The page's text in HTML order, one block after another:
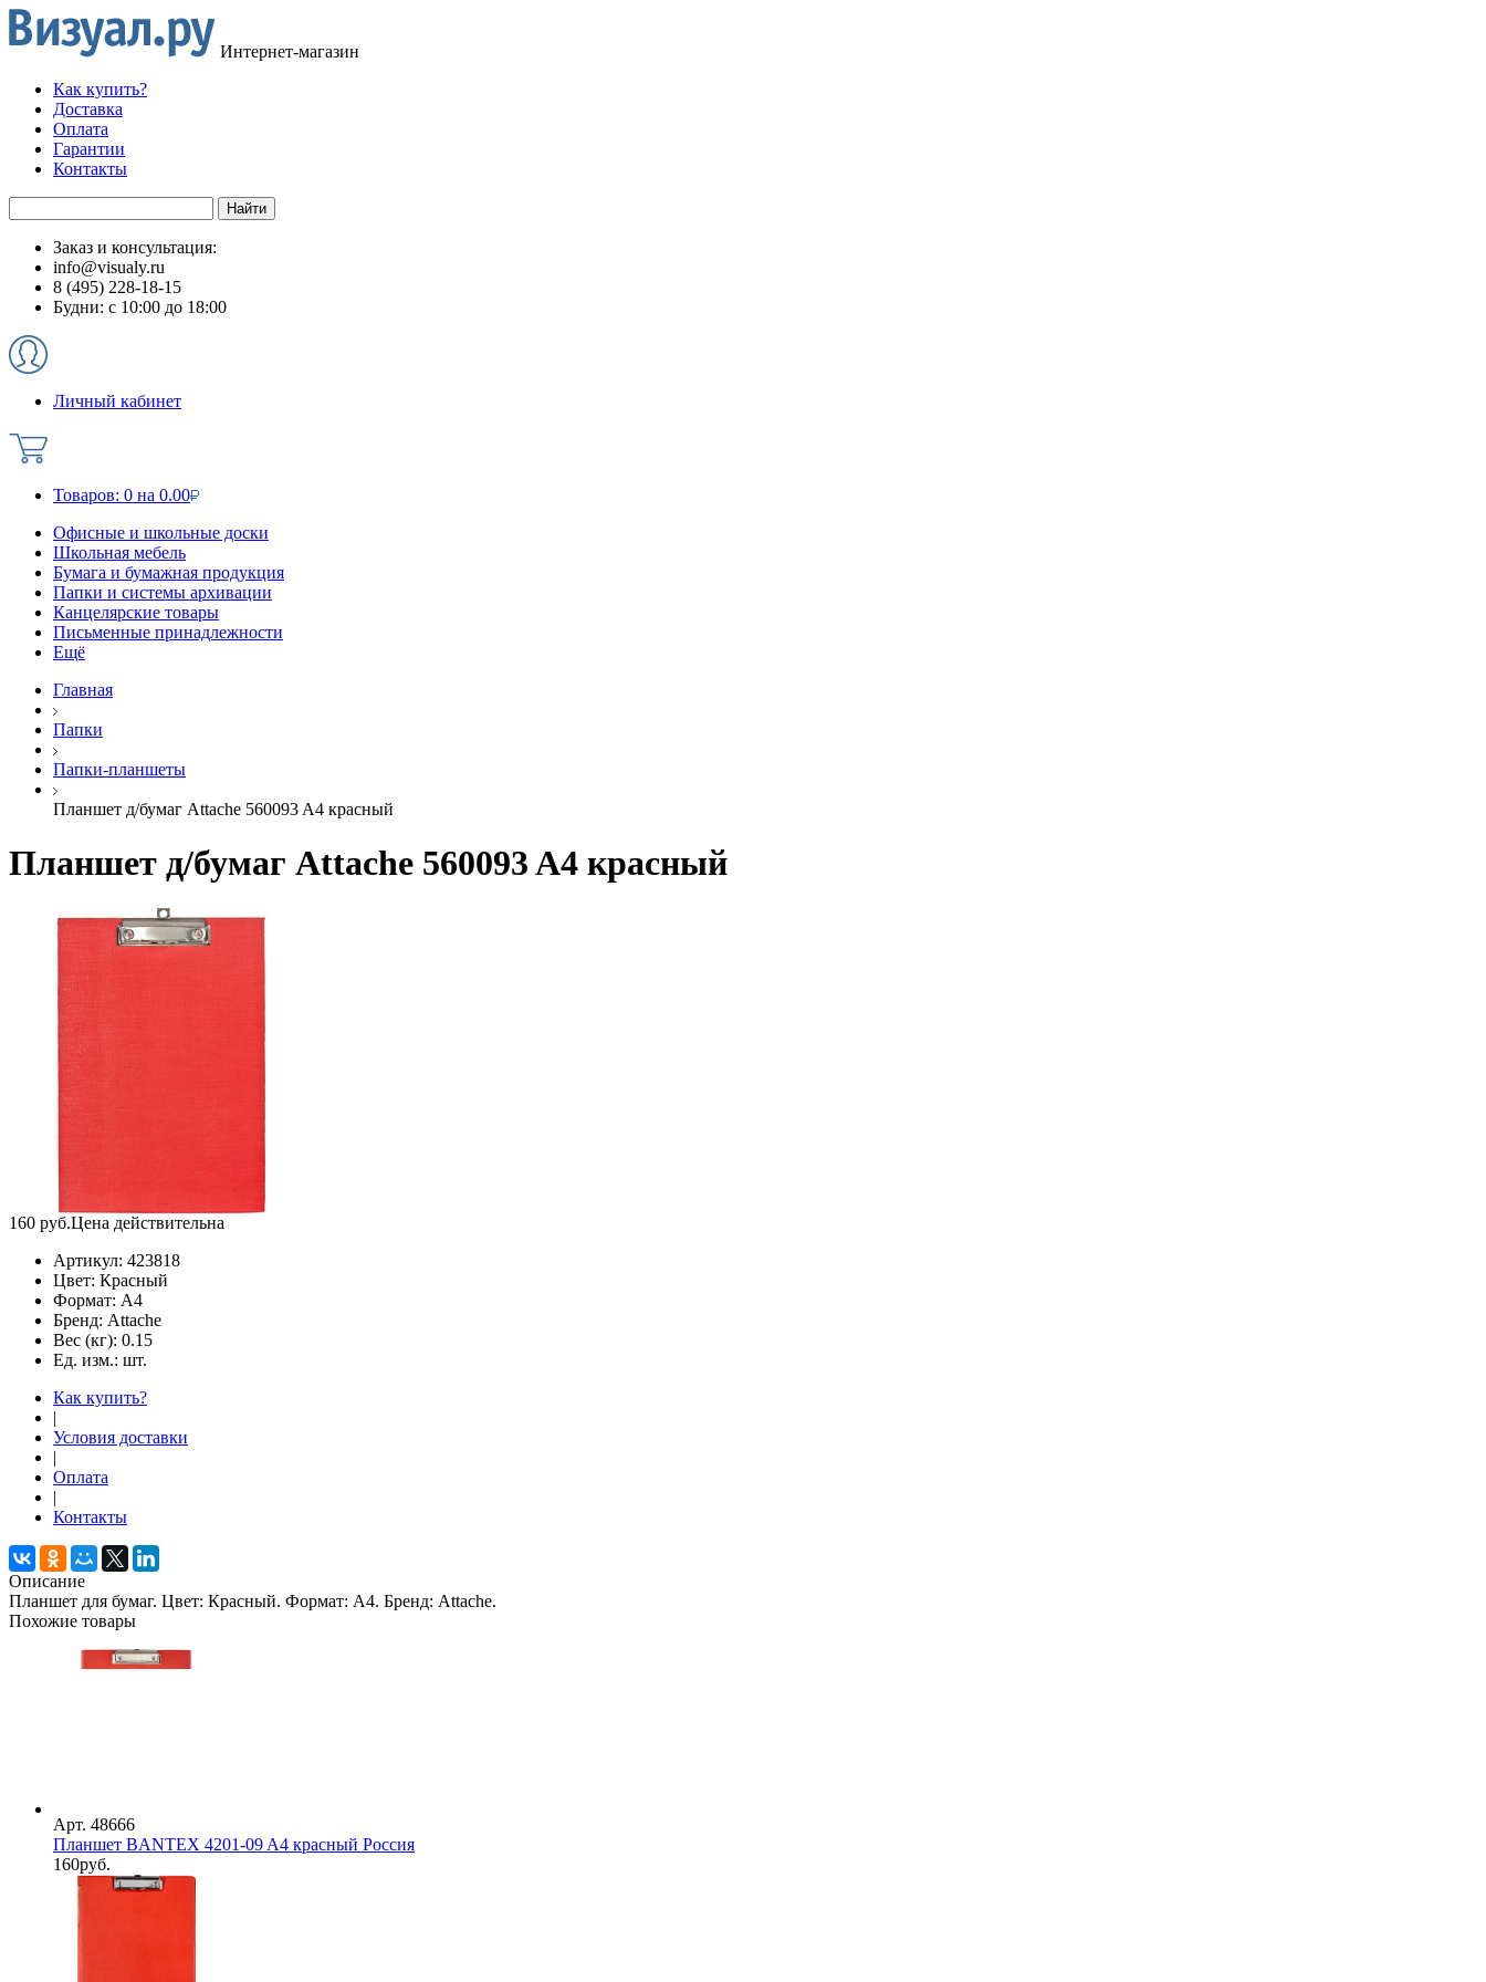
Интернет-магазин
Как купить?
Доставка
Оплата
Гарантии
Контакты
Заказ и консультация:
info@visualy.ru
8 (495) 228-18-15
Будни: с 10:00 до 18:00
Личный кабинет
Товаров: 0 на 0.00
Офисные и школьные доски
Школьная мебель
Бумага и бумажная продукция
Папки и системы архивации
Канцелярские товары
Письменные принадлежности
Ещё
Главная
Папки
Папки-планшеты
Планшет д/бумаг Attache 560093 A4 красный
Планшет д/бумаг Attache 560093 A4 красный
160 руб.Цена действительна
Артикул: 423818
Цвет: Красный
Формат: А4
Бренд: Attache
Вес (кг): 0.15
Ед. изм.: шт.
Как купить?
|
Условия доставки
|
Оплата
|
Контакты
Описание
Планшет для бумаг. Цвет: Красный. Формат: А4. Бренд: Attache.
Похожие товары
Арт. 48666
Планшет BANTEX 4201-09 A4 красный Россия
160руб.